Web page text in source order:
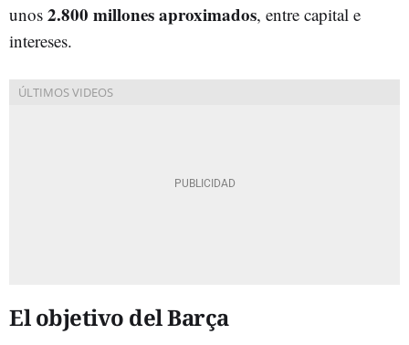
unos 2.800 millones aproximados, entre capital e
intereses.
El objetivo del Barça